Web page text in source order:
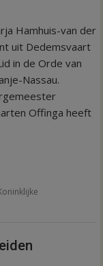
Hamhuis-van der
uit Dedemsvaart
in de Orde van
Nassau.
Offinga heeft